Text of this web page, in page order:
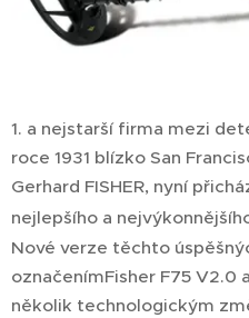
1. a nejstarší firma mezi
roce 1931 blízko San
Gerhard FISHER, nyní
nejlepšího a
Nové verze těchto
označenímFisher F75 V2.0
několik technologickým